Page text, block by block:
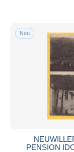
Neu
PENSION